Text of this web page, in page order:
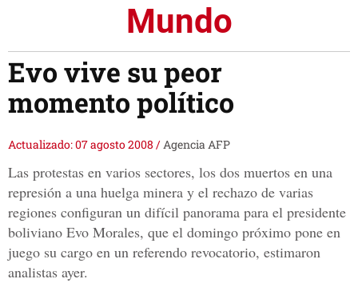
Mundo
Evo vive su peor
momento político
Actualizado: 07 agosto 2008 /Agencia AFP
Las protestas en varios sectores, los dos muertos en una
represión a una huelga minera y el rechazo de varias
regiones configuran un difícil panorama para el presidente
boliviano Evo Morales, que el domingo próximo pone en
juego su cargo en un referendo revocatorio, estimaron
analistas ayer.